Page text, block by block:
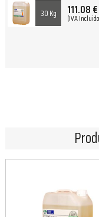
30 Kg 111.08€
(IVA